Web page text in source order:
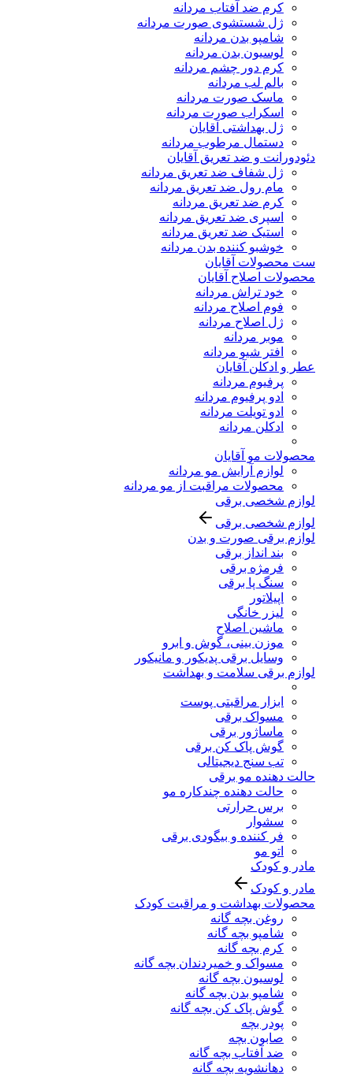
کرم ضد آفتاب مردانه
ژل شستشوی صورت مردانه
شامپو بدن مردانه
لوسیون بدن مردانه
کرم دور چشم مردانه
بالم لب مردانه
ماسک صورت مردانه
اسکراب صورت مردانه
ژل بهداشتی آقایان
دستمال مرطوب مردانه
دئودورانت و ضد تعریق آقایان
ژل شفاف ضد تعریق مردانه
مام رول ضد تعریق مردانه
کرم ضد تعریق مردانه
اسپری ضد تعریق مردانه
استیک ضد تعریق مردانه
خوشبو کننده بدن مردانه
ست محصولات آقایان
محصولات اصلاح آقایان
خود تراش مردانه
فوم اصلاح مردانه
ژل اصلاح مردانه
موبر مردانه
افتر شیو مردانه
عطر و ادکلن آقایان
پرفیوم مردانه
ادو پرفیوم مردانه
ادو تویلت مردانه
ادکلن مردانه
محصولات مو آقایان
لوازم آرایش مو مردانه
محصولات مراقبت از مو مردانه
لوازم شخصی برقی
لوازم شخصی برقی
لوازم برقی صورت و بدن
بند انداز برقی
فرمژه برقی
سنگ پا برقی
اپیلاتور
لیزر خانگی
ماشین اصلاح
موزن بینی، گوش و ابرو
وسایل برقی پدیکور و مانیکور
لوازم برقی سلامت و بهداشت
ابزار مراقبتی پوست
مسواک برقی
ماساژور برقی
گوش پاک کن برقی
تب سنج دیجیتالی
حالت دهنده مو برقی
حالت دهنده چندکاره مو
برس حرارتی
سشوار
فر کننده و بیگودی برقی
اتو مو
مادر و کودک
مادر و کودک
محصولات بهداشت و مراقبت کودک
روغن بچه گانه
شامپو بچه گانه
کرم بچه گانه
مسواک و خمیردندان بچه گانه
لوسیون بچه گانه
شامپو بدن بچه گانه
گوش پاک کن بچه گانه
پودر بچه
صابون بچه
ضد آفتاب بچه گانه
دهانشویه بچه گانه